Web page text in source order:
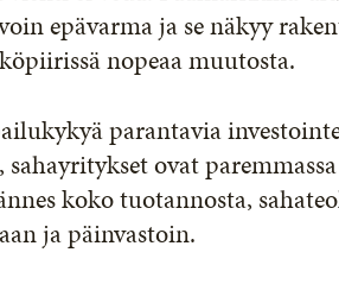
epävarma ja se näkyy
nopeaa muutosta.
parantavia
ovat
koko tuotannosta,
ja päinvastoin.